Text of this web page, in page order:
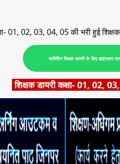
01, 02, 03, 04, 05 की भरी हुई
प्रतिदिन शिक्षक डायरी के लिए व्हाट्सएप्प
शिक्षक डायरी कक्षा- 01, 02,